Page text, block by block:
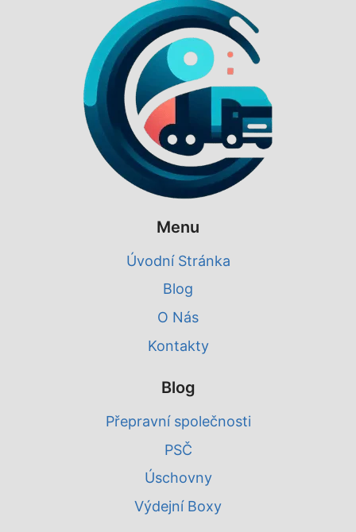
Menu
Úvodní Stránka
Blog
O Nás
Kontakty
Blog
Přepravní společnosti
PSČ
Úschovny
Výdejní Boxy